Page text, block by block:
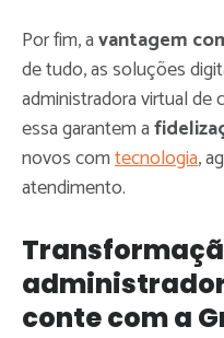
Por fim, avantagem
de tudo, as soluções
administradora virtual de
essa garantem a
novos comtecnologia,
atendimento.
conte com a